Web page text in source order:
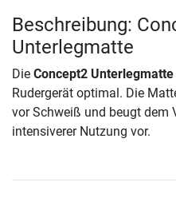
Beschreibung:
Unterlegmatte
Die Concept2 Unterlegmatte
Rudergerät optimal. Die
vor Schweiß und beugt dem
intensiverer Nutzung vor.